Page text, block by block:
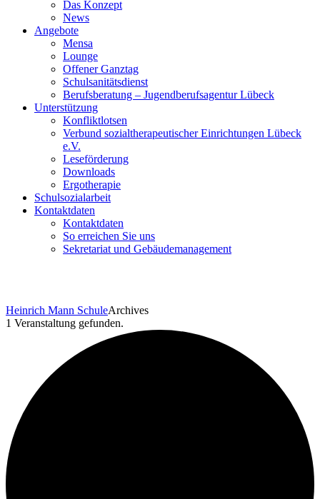
Das Konzept
News
Angebote
Mensa
Lounge
Offener Ganztag
Schulsanitätsdienst
Berufsberatung – Jugendberufsagentur Lübeck
Unterstützung
Konfliktlotsen
Verbund sozialtherapeutischer Einrichtungen Lübeck
e.V.
Leseförderung
Downloads
Ergotherapie
Schulsozialarbeit
Kontaktdaten
Kontaktdaten
So erreichen Sie uns
Sekretariat und Gebäudemanagement
Heinrich Mann SchuleArchives
1 Veranstaltung gefunden.